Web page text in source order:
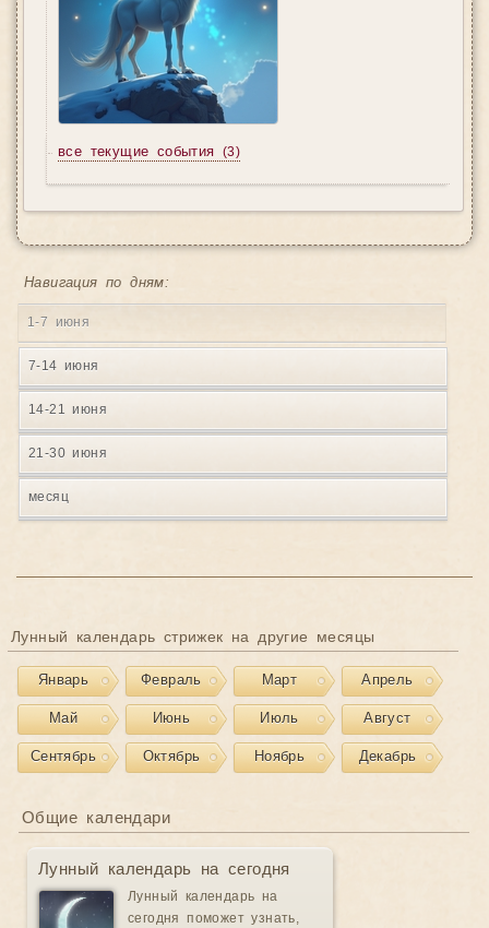
все текущие события (3)
Навигация по дням:
1-7 июня
7-14 июня
14-21 июня
21-30 июня
месяц
Лунный календарь стрижек на другие месяцы
Январь Февраль Март Апрель
Май Июнь Июль Август
Сентябрь Октябрь Ноябрь Декабрь
Общие календари
Лунный календарь на сегодня
Лунный календарь на
сегодня поможет узнать,